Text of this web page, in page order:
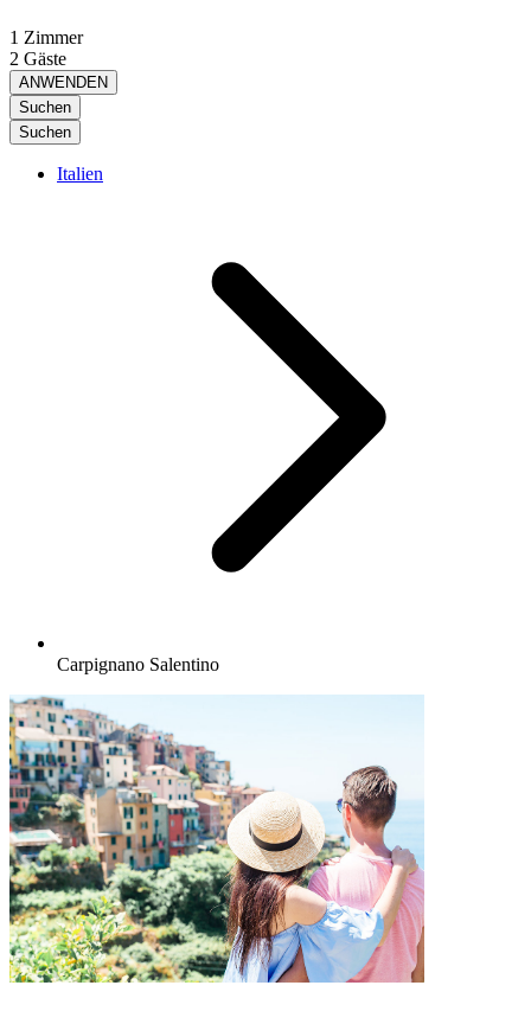
1 Zimmer
2 Gäste
ANWENDEN
Suchen
Suchen
Italien
Carpignano Salentino